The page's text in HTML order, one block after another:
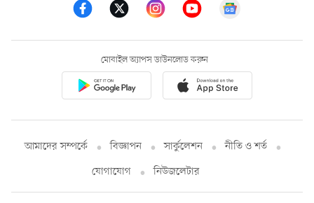
মোবাইল অ্যাপস ডাউনলোড করুন
আমাদের সম্পর্কে বিজ্ঞাপন সার্কুলেশন
নীতি ও শর্ত
যোগাযোগ
নিউজলেটার